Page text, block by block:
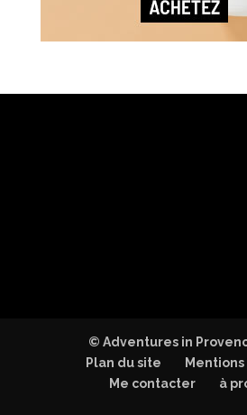
© Adventures in
Plan du site
Me contacter
à